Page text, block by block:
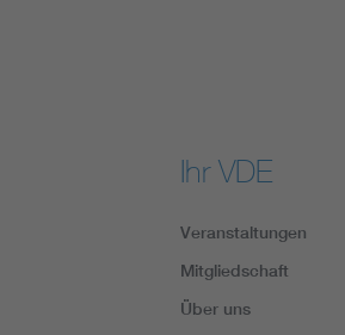
Ihr VDE
Veranstaltungen
Mitgliedschaft
Über uns